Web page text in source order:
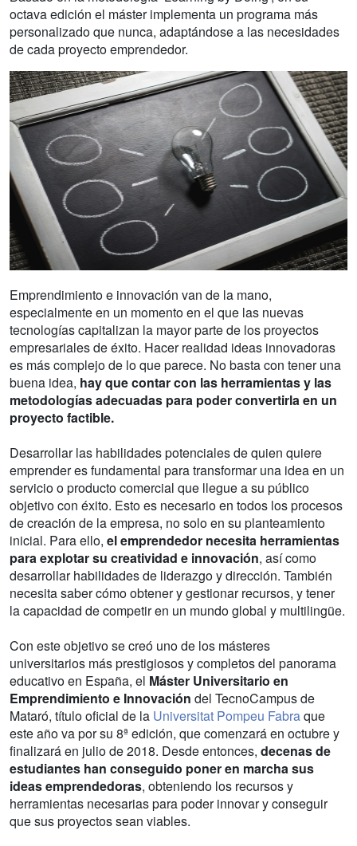
octava edición el máster implementa un programa más
personalizado que nunca, adaptándose a las necesidades
de cada proyecto emprendedor.
Emprendimiento e innovación van de la mano,
especialmente en un momento en el que las nuevas
tecnologías capitalizan la mayor parte de los proyectos
empresariales de éxito. Hacer realidad ideas innovadoras
es más complejo de lo que parece. No basta con tener una
buena idea, hay que contar con las herramientas y las
metodologías adecuadas para poder convertirla en un
proyecto factible.
Desarrollar las habilidades potenciales de quien quiere
emprender es fundamental para transformar una idea en un
servicio o producto comercial que llegue a su público
objetivo con éxito. Esto es necesario en todos los procesos
de creación de la empresa, no solo en su planteamiento
inicial. Para ello, el emprendedor necesita herramientas
para explotar su creatividad e innovación, así como
desarrollar habilidades de liderazgo y dirección. También
necesita saber cómo obtener y gestionar recursos, y tener
la capacidad de competir en un mundo global y multilingüe.
Con este objetivo se creó uno de los másteres
universitarios más prestigiosos y completos del panorama
educativo en España, el Máster Universitario en
Emprendimiento e Innovación del TecnoCampus de
Mataró, título oficial de la Universitat Pompeu Fabraque
este año va por su 8ª edición, que comenzará en octubre y
finalizará en julio de 2018. Desde entonces, decenas de
estudiantes han conseguido poner en marcha sus
ideas emprendedoras, obteniendo los recursos y
herramientas necesarias para poder innovar y conseguir
que sus proyectos sean viables.